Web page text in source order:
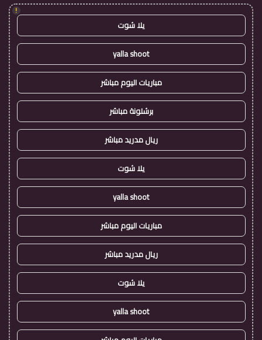
!
يلا شوت
yalla shoot
مباريات اليوم مباشر
برشلونة مباشر
ريال مدريد مباشر
يلا شوت
yalla shoot
مباريات اليوم مباشر
ريال مدريد مباشر
يلا شوت
yalla shoot